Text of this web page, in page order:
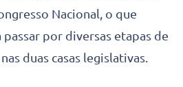
Nacional, o que
por diversas etapas de
duas casas legislativas.